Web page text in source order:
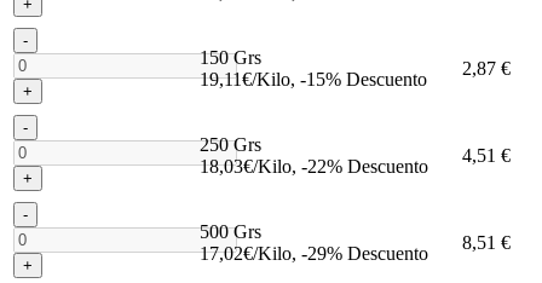
+
-
+
150 Grs
19,11€/Kilo, -15% Descuento
2,87 €
-
+
250 Grs
18,03€/Kilo, -22% Descuento
4,51 €
-
+
500 Grs
17,02€/Kilo, -29% Descuento
8,51 €